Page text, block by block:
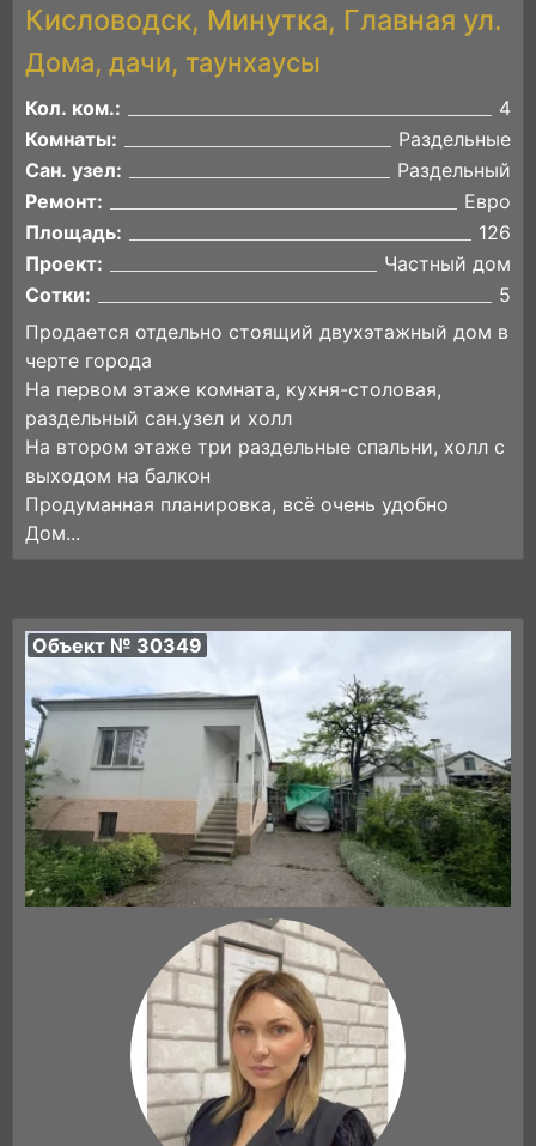
Кисловодск, Минутка, Главная ул.
Дома, дачи, таунхаусы
Кол. ком.:
4
Комнаты:
Раздельные
Сан. узел:
Раздельный
Ремонт:
Евро
Площадь:
126
Проект:
Частный дом
Сотки:
5
Продается отдельно стоящий двухэтажный дом в
черте города
На первом этаже комната, кухня-столовая,
раздельный сан.узел и холл
На втором этаже три раздельные спальни, холл с
выходом на балкон
Продуманная планировка, всё очень удобно
Дом...
Объект № 30349